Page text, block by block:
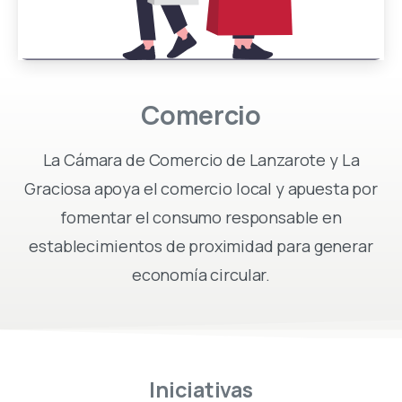
Comercio
La Cámara de Comercio de Lanzarote y La
Graciosa apoya el comercio local y apuesta por
fomentar el consumo responsable en
establecimientos de proximidad para generar
economía circular.
Iniciativas